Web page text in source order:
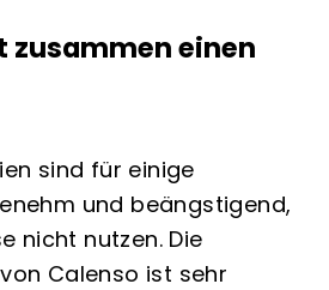
zusammeneinen
sind für einige
und beängstigend,
nicht nutzen. Die
Calenso ist sehr